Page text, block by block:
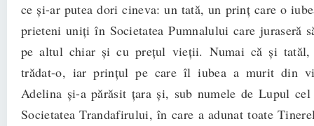
ce și-ar putea dori cineva: un tată, un prinț care o
prieteni uniți în Societatea Pumnalului care juraseră
pe altul chiar și cu prețul vieții. Numai că și
trădat-o, iar prințul pe care îl iubea a murit din
Adelina și-a părăsit țara și, sub numele de Lupul
Societatea Trandafirului, în care a adunat toate